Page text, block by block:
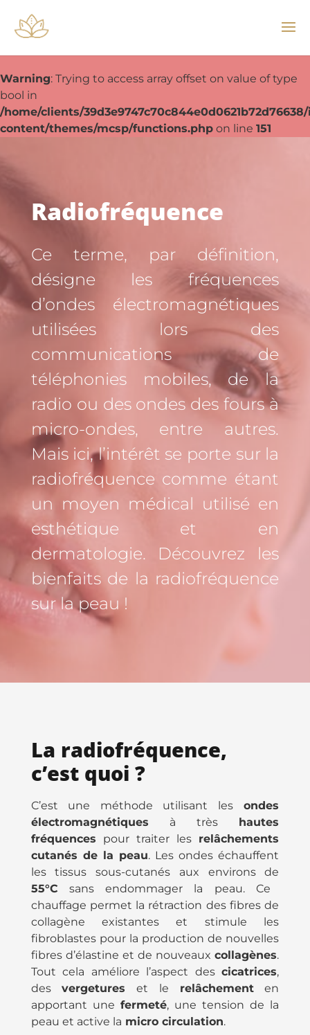
Warning: Trying to access array offset on value of type
bool in
/home/clients/
content/themes/mcsp/functions.php on line 151
Radiofréquence
Ce terme, par définition,
désigne les fréquences
d’ondes électromagnétiques
utilisées lors des
communications de
téléphonies mobiles, de la
radio ou des ondes des fours à
micro-ondes, entre autres.
Mais ici, l’intérêt se porte sur la
radiofréquence comme étant
un moyen médical utilisé en
esthétique et en
dermatologie. Découvrez les
bienfaits de la radiofréquence
sur la peau !
La radiofréquence,
c’est quoi ?
C’est une méthode utilisant lesondes
électromagnétiques à très hautes
fréquences pour traiter les relâchements
cutanés de la peau. Les ondes échauffent
les tissus sous-cutanés aux environs de
55°C sans endommager la peau. Ce
chauffage permet la rétraction des fibres de
collagène existantes et stimule les
fibroblastes pour la production de nouvelles
fibres d’élastine et de nouveauxcollagènes.
Tout cela améliore l’aspect descicatrices,
desvergetures et le relâchementen
apportant une fermeté, une tension de la
peau et active la micro circulation.